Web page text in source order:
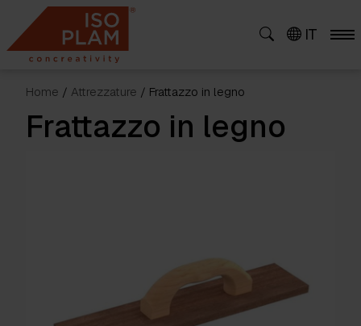
content
IT
Home / Attrezzature / Frattazzo in legno
Frattazzo in legno